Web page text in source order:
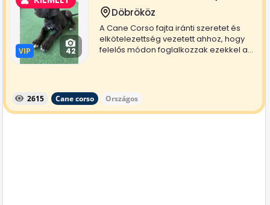
VIP
VIP 42
Döbrököz
A Cane Corso fajta iránti szeretet és
elkötelezettség vezetett ahhoz, hogy
felelős módon foglalkozzak ezekkel a...
2615 Cane corso Országos